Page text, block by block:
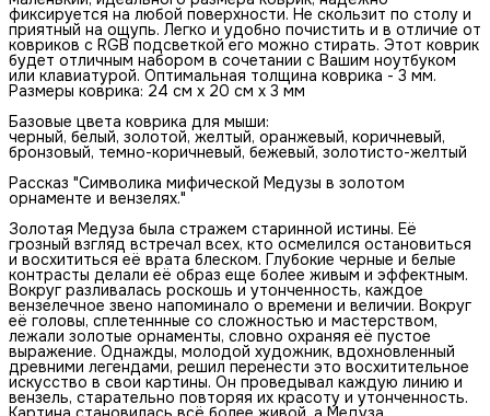
фиксируется на любой поверхности. Не скользит по столу и
приятный на ощупь. Легко и удобно почистить и в отличие от
ковриков с RGB подсветкой его можно стирать. Этот коврик
будет отличным набором в сочетании с Вашим ноутбуком
или клавиатурой. Оптимальная толщина коврика - 3 мм.
Размеры коврика: 24 см x 20 см x 3 мм
Базовые цвета коврика для мыши:
черный, белый, золотой, желтый, оранжевый, коричневый,
бронзовый, темно-коричневый, бежевый, золотисто-желтый
Рассказ "Символика мифической Медузы в золотом
орнаменте и вензелях."
Золотая Медуза была стражем старинной истины. Её
грозный взгляд встречал всех, кто осмелился остановиться
и восхититься её врата блеском. Глубокие черные и белые
контрасты делали её образ еще более живым и эффектным.
Вокруг разливалась роскошь и утонченность, каждое
вензелечное звено напоминало о времени и величии. Вокруг
её головы, сплетеннные со сложностью и мастерством,
лежали золотые орнаменты, словно охраняя её пустое
выражение. Однажды, молодой художник, вдохновленный
древними легендами, решил перенести это восхитительное
искусство в свои картины. Он проведывал каждую линию и
вензель, старательно повторяя их красоту и утонченность.